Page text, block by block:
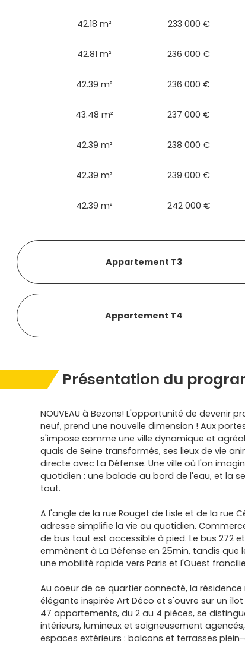
42.18 m² 233 000 €
42.81 m² 236 000 €
42.39 m² 236 000 €
43.48 m² 237 000 €
42.39 m² 238 000 €
42.39 m² 239 000 €
42.39 m² 242 000 €
Appartement T3
Appartement T4
Présentation du
NOUVEAU à Bezons! L'opportunité de devenir
neuf, prend une nouvelle dimension ! Aux
s'impose comme une ville dynamique et
quais de Seine transformés, ses lieux de vie
directe avec La Défense. Une ville où l'on
quotidien : une balade au bord de l'eau, et la
tout.
A l'angle de la rue Rouget de Lisle et de la rue
adresse simplifie la vie au quotidien.
de bus tout est accessible à pied. Le bus 272
emmènent à La Défense en 25min, tandis que
une mobilité rapide vers Paris et l'Ouest
Au coeur de ce quartier connecté, la
élégante inspirée Art Déco et s'ouvre sur un
47 appartements, du 2 au 4 pièces, se
intérieurs, lumineux et soigneusement
espaces extérieurs : balcons et terrasses plein-